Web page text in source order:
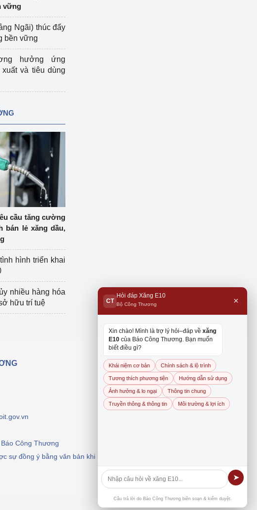
vững
Ngãi) thúc đẩy
bền vững
hưởng ứng
và tiêu dùng
cầu tăng cường
bán lẻ xăng dầu,
hình triển khai
nhiều hàng hóa
hữu trí tuệ
Công Thương
sự đồng ý bằng văn bản khi khai thác, dẫn nguồn.
CT
Hỏi đáp Xăng E10
Bộ Công Thương ×
Xin chào! Mình là trợ lý hỏi–đáp về xăng
E10 của Báo Công Thương. Bạn muốn
biết điều gì?
Khái niệm cơ bản Chính sách & lộ trình
Tương thích phương tiện Hướng dẫn sử dụng
Ảnh hưởng & lo ngại Thông tin chung
Truyền thông & thông tin Môi trường & lợi ích
➤
Câu trả lời do Báo Công Thương biên soạn & kiểm duyệt.